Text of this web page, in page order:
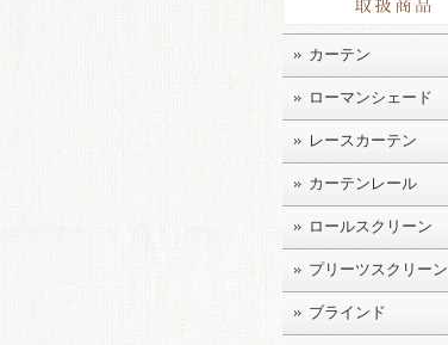
カーテン
ローマンシェード
レースカーテン
カーテンレール
ロールスクリーン
プリーツスクリーン
ブラインド